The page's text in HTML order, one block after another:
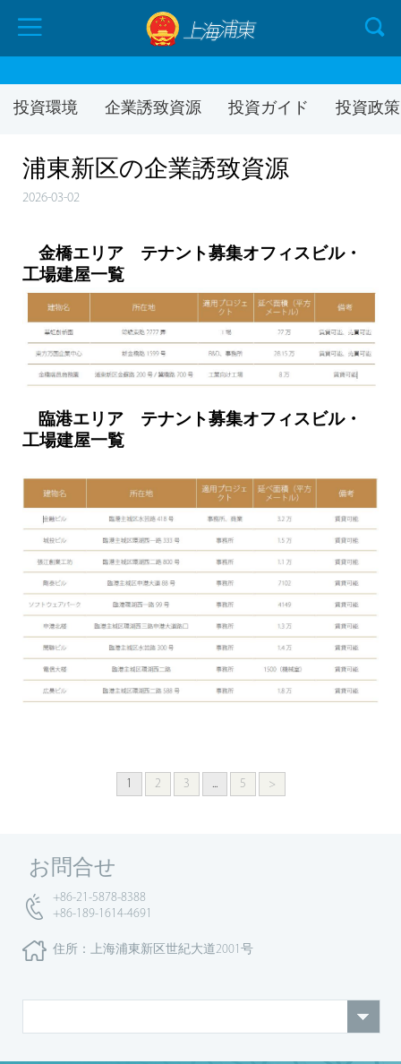
投資環境 企業誘致資源 投資ガイド 投資政策
浦東新区の企業誘致資源
2026-03-02
金橋エリア テナント募集オフィスビル・
工場建屋一覧
臨港エリア テナント募集オフィスビル・
工場建屋一覧
1 2 3 ... 5 >
お問合せ
+86-21-5878-8388
+86-189-1614-4691
住所：上海浦東新区世紀大道2001号